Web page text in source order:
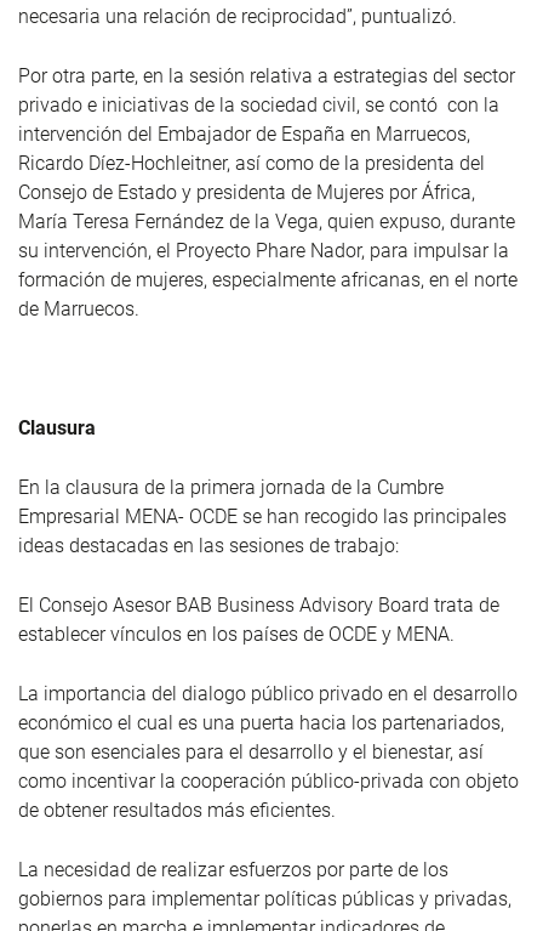
necesaria una relación de reciprocidad”, puntualizó.
Por otra parte, en la sesión relativa a estrategias del sector
privado e iniciativas de la sociedad civil, se contó con la
intervención del Embajador de España en Marruecos,
Ricardo Díez-Hochleitner, así como de la presidenta del
Consejo de Estado y presidenta de Mujeres por África,
María Teresa Fernández de la Vega, quien expuso, durante
su intervención, el Proyecto Phare Nador, para impulsar la
formación de mujeres, especialmente africanas, en el norte
de Marruecos.
Clausura
En la clausura de la primera jornada de la Cumbre
Empresarial MENA- OCDE se han recogido las principales
ideas destacadas en las sesiones de trabajo:
El Consejo Asesor BAB Business Advisory Board trata de
establecer vínculos en los países de OCDE y MENA.
La importancia del dialogo público privado en el desarrollo
económico el cual es una puerta hacia los partenariados,
que son esenciales para el desarrollo y el bienestar, así
como incentivar la cooperación público-privada con objeto
de obtener resultados más eficientes.
La necesidad de realizar esfuerzos por parte de los
gobiernos para implementar políticas públicas y privadas,